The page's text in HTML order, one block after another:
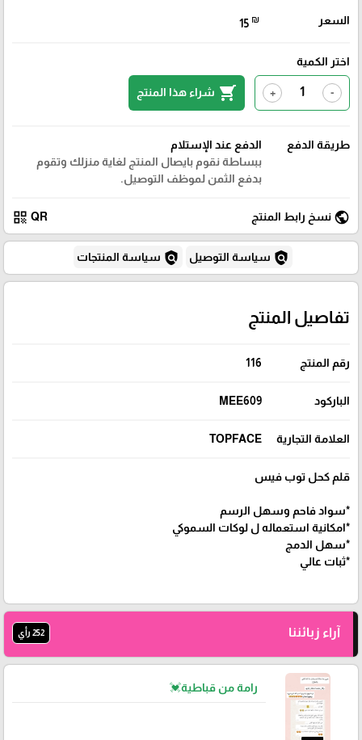
السعر 15 ₪
اختر الكمية
-
+
shopping_cart شراء هذا المنتج
طريقة الدفع
الدفع عند الإستلام
ببساطة نقوم بايصال المنتج لغاية منزلك وتقوم
بدفع الثمن لموظف التوصيل.
public نسخ رابط المنتج QR
qr_code
policy سياسة التوصيل policy سياسة المنتجات
تفاصيل المنتج
رقم المنتج 116
الباركود MEE609
العلامة التجارية TOPFACE
قلم كحل توب فيس
*سواد فاحم وسهل الرسم
*امكانية استعماله ل لوكات السموكي
*سهل الدمج
*ثبات عالي
آراء زبائننا 252 رأي
رامة من قباطية💓